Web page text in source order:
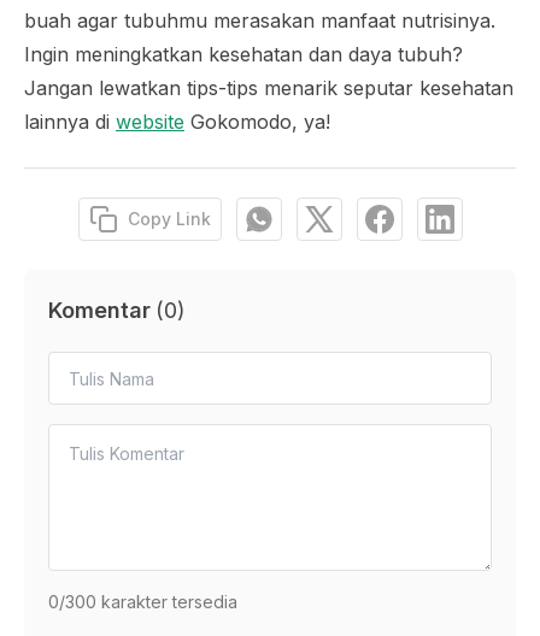
buah agar tubuhmu merasakan manfaat nutrisinya.
Ingin meningkatkan kesehatan dan daya tubuh?
Jangan lewatkan tips-tips menarik seputar kesehatan
lainnya di website Gokomodo, ya!
Copy Link
Komentar (0)
0/300 karakter tersedia